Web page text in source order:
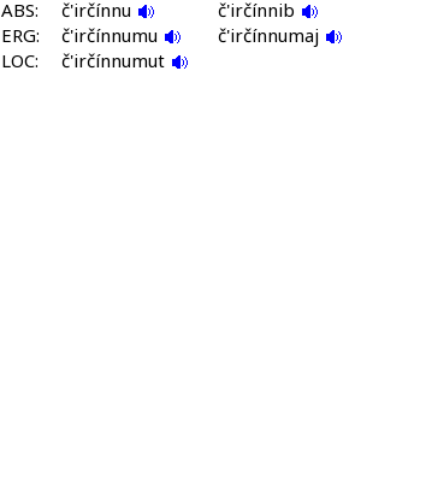
ABS:
č'irčínnu
č'irčínnib
ERG:
č'irčínnumu
č'irčínnumaj
LOC:
č'irčínnumut